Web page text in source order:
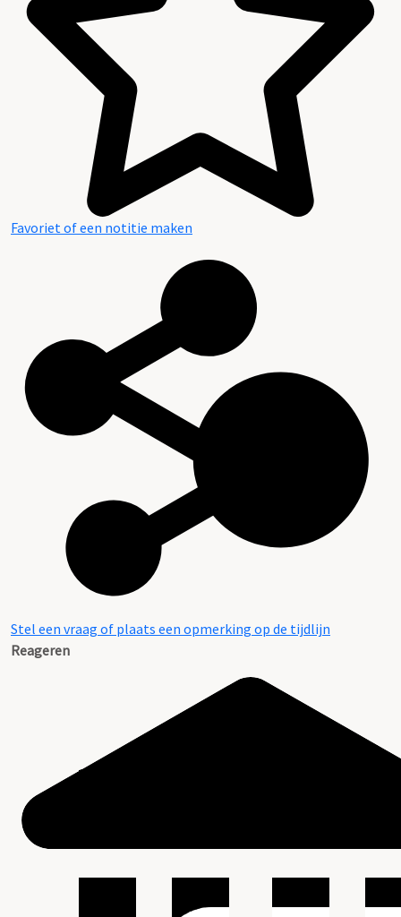
Favoriet of een notitie maken
Stel een vraag of plaats een opmerking op de tijdlijn
Reageren